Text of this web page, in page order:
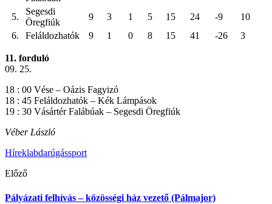
5.
Segesdi
Öregfiúk
9 3 1 5 15 24 -9
10
6.
Feláldozhatók 9 1 0 8 15 41 -26 3
11. forduló
09. 25.
18 : 00 Vése – Oázis Fagyizó
18 : 45 Feláldozhatók – Kék Lámpások
19 : 30 Vásártér Falábúak – Segesdi Öregfiúk
Véber László
Híreklabdarúgássport
Előző
Pályázati felhívás – közösségi ház vezető (Pálmajor)